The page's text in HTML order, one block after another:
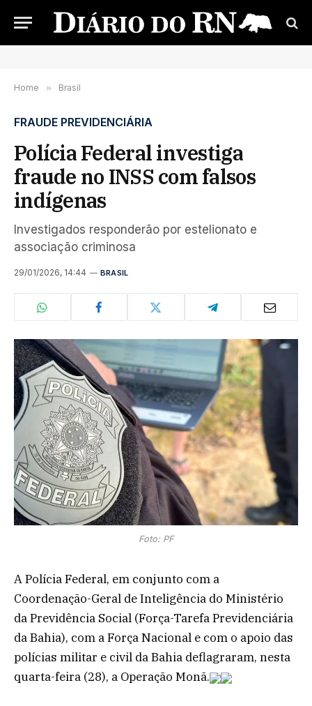
Home » Brasil
FRAUDE PREVIDENCIÁRIA
Polícia Federal investiga
fraude no INSS com falsos
indígenas
Investigados responderão por estelionato e
associação criminosa
29/01/2026, 14:44 BRASIL
Foto: PF
A Polícia Federal, em conjunto com a
Coordenação-Geral de Inteligência do Ministério
da Previdência Social (Força-Tarefa Previdenciária
da Bahia), com a Força Nacional e com o apoio das
polícias militar e civil da Bahia deflagraram, nesta
quarta-feira (28), a Operação Monã.